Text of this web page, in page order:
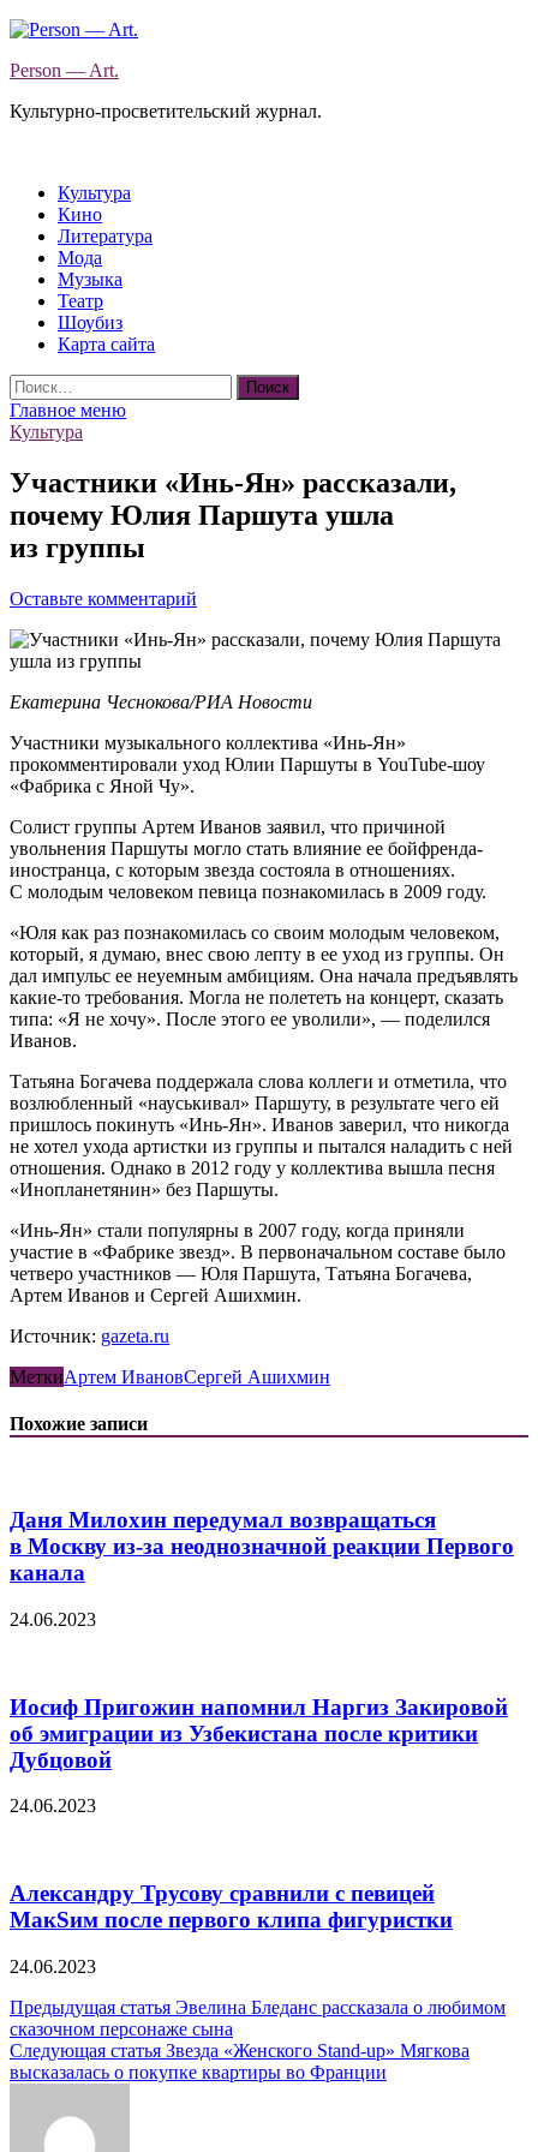
Перейти
содержимому
Person — Art.
Культурно-просветительский журнал.
Культура
Кино
Литература
Мода
Музыка
Театр
Шоубиз
Карта сайта
Найти:
Главное меню
Культура
Участники «Инь-Ян» рассказали,
почему Юлия Паршута ушла
из группы
Оставьте комментарий
Екатерина Чеснокова/РИА Новости
Участники музыкального коллектива «Инь-Ян»
прокомментировали уход Юлии Паршуты в YouTube-шоу
«Фабрика с Яной Чу».
Солист группы Артем Иванов заявил, что причиной
увольнения Паршуты могло стать влияние ее бойфренда-
иностранца, с которым звезда состояла в отношениях.
С молодым человеком певица познакомилась в 2009 году.
«Юля как раз познакомилась со своим молодым человеком,
который, я думаю, внес свою лепту в ее уход из группы. Он
дал импульс ее неуемным амбициям. Она начала предъявлять
какие-то требования. Могла не полететь на концерт, сказать
типа: «Я не хочу». После этого ее уволили», — поделился
Иванов.
Татьяна Богачева поддержала слова коллеги и отметила, что
возлюбленный «науськивал» Паршуту, в результате чего ей
пришлось покинуть «Инь-Ян». Иванов заверил, что никогда
не хотел ухода артистки из группы и пытался наладить с ней
отношения. Однако в 2012 году у коллектива вышла песня
«Инопланетянин» без Паршуты.
«Инь-Ян» стали популярны в 2007 году, когда приняли
участие в «Фабрике звезд». В первоначальном составе было
четверо участников — Юля Паршута, Татьяна Богачева,
Артем Иванов и Сергей Ашихмин.
Источник: gazeta.ru
МеткиАртем ИвановСергей Ашихмин
Похожие записи
Даня Милохин передумал возвращаться
в Москву из-за неоднозначной реакции Первого
канала
24.06.2023
Иосиф Пригожин напомнил Наргиз Закировой
об эмиграции из Узбекистана после критики
Дубцовой
24.06.2023
Александру Трусову сравнили с певицей
МакSим после первого клипа фигуристки
24.06.2023
Навигация
по
записям
Предыдущая статья Эвелина Бледанс рассказала о любимом
сказочном персонаже сына
Следующая статья Звезда «Женского Stand-up» Мягкова
высказалась о покупке квартиры во Франции